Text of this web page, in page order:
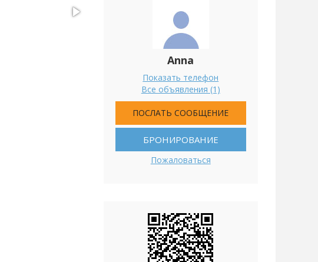
Anna
Показать телефон
Все объявления (1)
ПОСЛАТЬ СООБЩЕНИЕ
БРОНИРОВАНИЕ
Пожаловаться